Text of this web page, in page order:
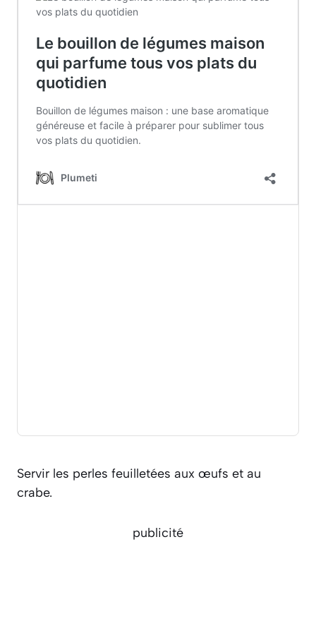
Servir les perles feuilletées aux œufs et au
crabe.
publicité